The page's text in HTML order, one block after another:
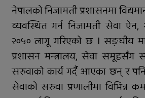
नेपालको निजामती प्रशासनमा
व्यवस्थित गर्न निजामती सेवा ऐन,
२०५० लागू गरिएको छ । सङ्घीय
प्रशासन मन्त्रालय, सेवा समूहसँग
सरुवाको कार्य गर्दै आएका छन् र
सेवाको सरुवा प्रणालीमा विभिन्न